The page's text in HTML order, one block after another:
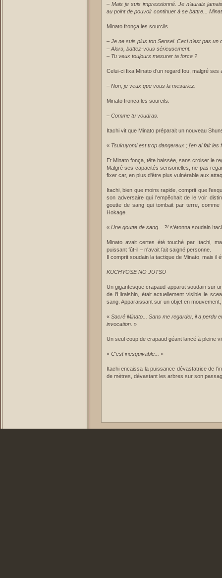
– Mais je suis impressionné. Je n’aurais
au point de pouvoir continuer à se battre...
Minato fronça les sourcils.
– Je ne suis plus ton Sensei. Ceci n’est pas un
– Alors, battez-vous sérieusement.
– Tu veux toujours mesurer ta force ?
Celui-ci fixa Minato d’un regard fou, malgré ses
– Non, je veux que vous la mesuriez.
Minato fronça les sourcils.
– Comme tu voudras.
Itachi vit que Minato préparait un nouveau
« Tsukuyomi est trop dangereux ; j'en ai fait
Et Minato fonça, tête baissée, sans croiser le
Malgré ses capacités sensorielles, ne pas
fixer car, en plus d'être plus vulnérable aux
Itachi, bien que moins rapide, comprit que
son adversaire qui l'empêchait de le voir
goutte de sang qui tombait par terre,
Hokage.
« Une goutte de sang... ?! s'étonna soudain
Minato avait certes été touché par Itachi,
puissant fût-il – n'avait fait saigné personne.
Il comprit soudain la tactique de Minato, mais il
KUCHYOSE NO JUTSU
Un gigantesque crapaud apparut soudain sur
de l'Hiraishin, était actuellement visible le
sang. Apparaissant sur un objet en
«Sacré Minato... Sans me regarder, il a perdu
invocation. »
Un seul coup de crapaud géant lancé à pleine
« C'est inesquivable... »
Itachi encaissa la puissance dévastatrice de
de mètres, dévastant les arbres sur son